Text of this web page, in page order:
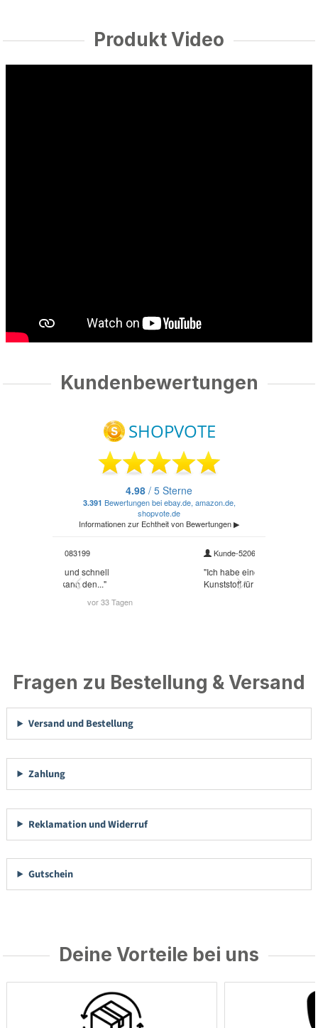
Produkt Video
Kundenbewertungen
Fragen zu Bestellung & Versand
Versand und Bestellung
Zahlung
Reklamation und Widerruf
Gutschein
Deine Vorteile bei uns